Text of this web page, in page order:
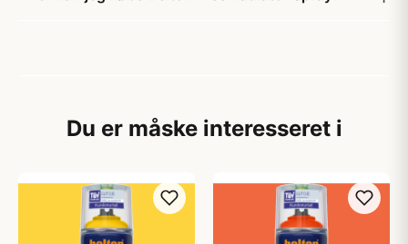
Du er måske interesseret i